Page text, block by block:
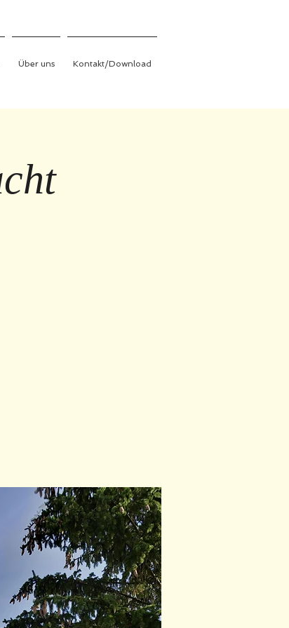
Über uns Kontakt/Download